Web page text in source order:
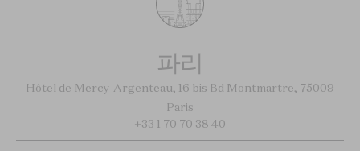
파리
Hôtel de Mercy-Argenteau, 16 bis Bd Montmartre, 75009
Paris
+33 1 70 70 38 40